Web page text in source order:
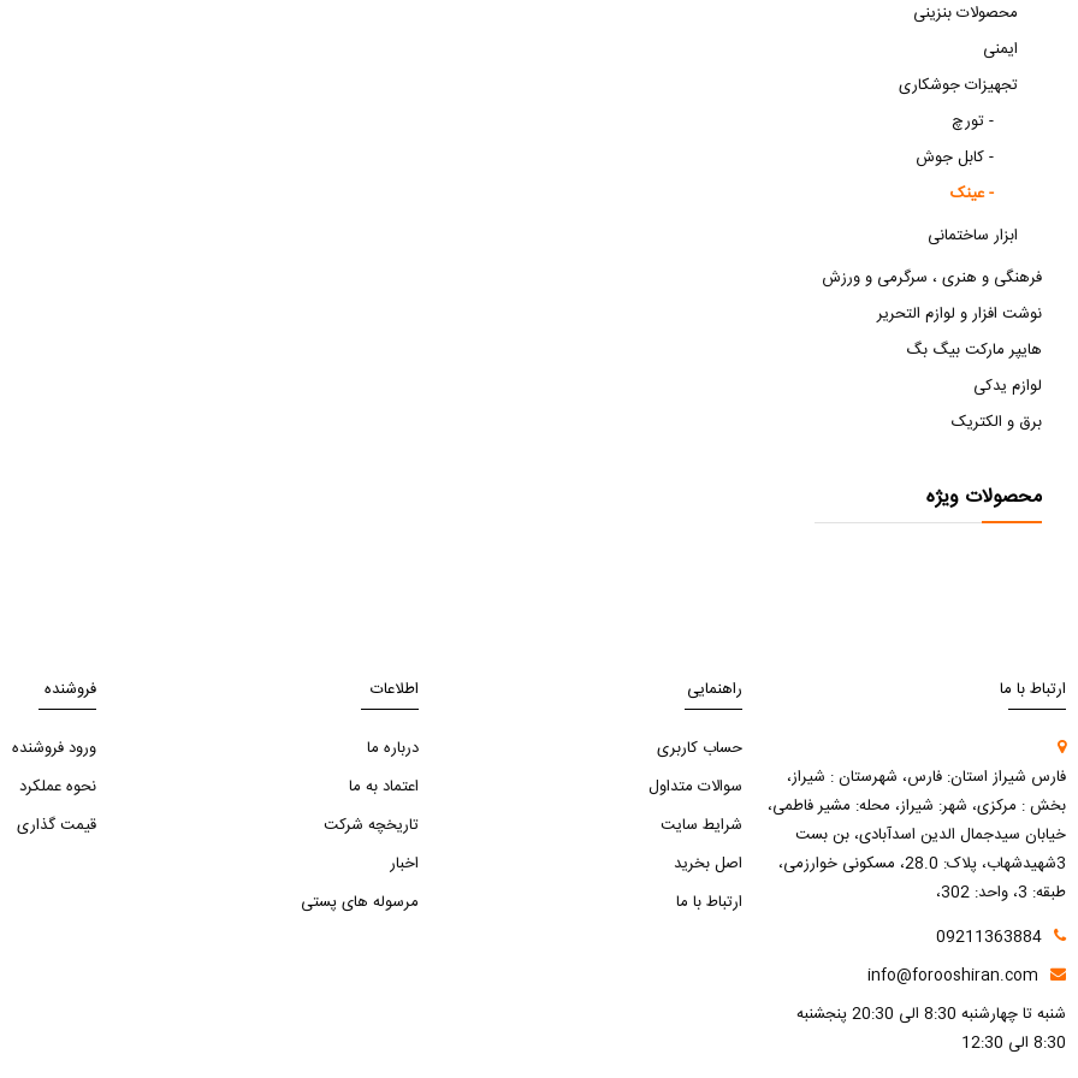
محصولات بنزینی
ایمنی
تجهیزات جوشکاری
تورچ -
کابل جوش -
عینک -
ابزار ساختمانی
فرهنگی و هنری ، سرگرمی و ورزش
نوشت افزار و لوازم التحریر
هایپر مارکت بیگ بگ
لوازم یدکی
برق و الکتریک
محصولات ویژه
ارتباط با ما
فارس شیراز استان: فارس، شهرستان : شیراز،
بخش : مرکزی، شهر: شیراز، محله: مشیر فاطمی،
خیابان سیدجمال الدین اسدآبادی، بن بست
3شهیدشهاب، پلاک: 28.0، مسکونی خوارزمی،
طبقه: 3، واحد: 302،
09211363884
info@forooshiran.com
شنبه تا چهارشنبه 8:30 الی 20:30 پنجشنبه
8:30 الی 12:30
راهنمایی
حساب کاربری
سوالات متداول
شرایط سایت
اصل بخرید
ارتباط با ما
اطلاعات
درباره ما
اعتماد به ما
تاریخچه شرکت
اخبار
مرسوله های پستی
فروشنده
ورود فروشنده
نحوه عملکرد
قیمت گذاری